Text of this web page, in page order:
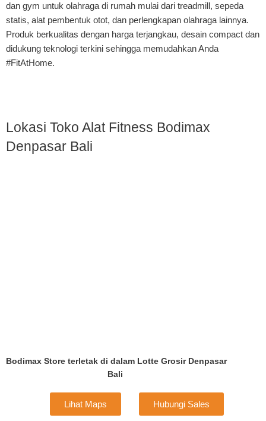
dan gym untuk olahraga di rumah mulai dari treadmill, sepeda
statis, alat pembentuk otot, dan perlengkapan olahraga lainnya.
Produk berkualitas dengan harga terjangkau, desain compact dan
didukung teknologi terkini sehingga memudahkan Anda
#FitAtHome.
Lokasi Toko Alat Fitness Bodimax
Denpasar Bali
Bodimax Store terletak di dalam Lotte Grosir Denpasar
Bali
Lihat Maps Hubungi Sales